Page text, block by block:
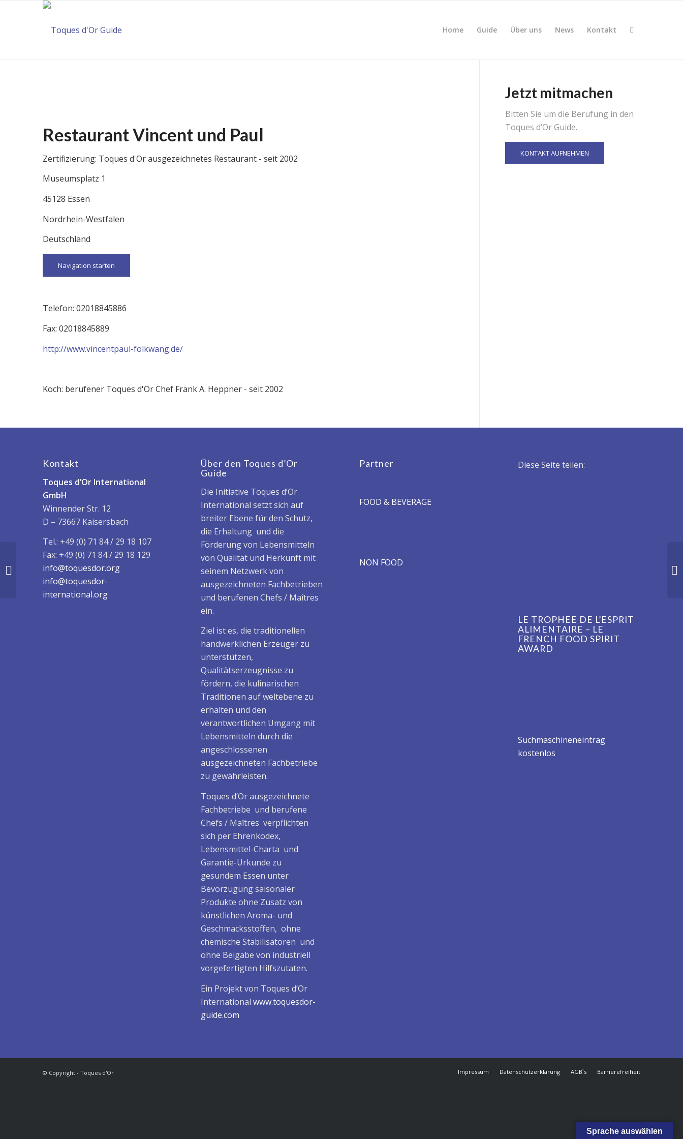
Home Guide Über uns News Kontakt
Restaurant Vincent und Paul
Zertifizierung: Toques d'Or ausgezeichnetes Restaurant - seit 2002
Museumsplatz 1
45128 Essen
Nordrhein-Westfalen
Deutschland
Navigation starten
Telefon: 02018845886
Fax: 02018845889
http://www.vincentpaul-folkwang.de/
Koch: berufener Toques d'Or Chef Frank A. Heppner - seit 2002
Jetzt mitmachen
Bitten Sie um die Berufung in den
Toques d’Or Guide.
KONTAKT AUFNEHMEN
Kontakt
Toques d’Or International
GmbH
Winnender Str. 12
D – 73667 Kaisersbach
Tel.: +49 (0) 71 84 / 29 18 107
Fax: +49 (0) 71 84 / 29 18 129
info@toquesdor.org
info@toquesdor-
international.org
Über den Toques d’Or
Guide
Die Initiative Toques d’Or
International setzt sich auf
breiter Ebene für den Schutz,
die Erhaltung und die
Förderung von Lebensmitteln
von Qualität und Herkunft mit
seinem Netzwerk von
ausgezeichneten Fachbetrieben
und berufenen Chefs / Maîtres
ein.
Ziel ist es, die traditionellen
handwerklichen Erzeuger zu
unterstützen,
Qualitätserzeugnisse zu
fördern, die kulinarischen
Traditionen auf weltebene zu
erhalten und den
verantwortlichen Umgang mit
Lebensmitteln durch die
angeschlossenen
ausgezeichneten Fachbetriebe
zu gewährleisten.
Toques d’Or ausgezeichnete
Fachbetriebe und berufene
Chefs / Maîtres verpflichten
sich per Ehrenkodex,
Lebensmittel-Charta und
Garantie-Urkunde zu
gesundem Essen unter
Bevorzugung saisonaler
Produkte ohne Zusatz von
künstlichen Aroma- und
Geschmacksstoffen, ohne
chemische Stabilisatoren und
ohne Beigabe von industriell
vorgefertigten Hilfszutaten.
Ein Projekt von Toques d’Or
Internationalwww.toquesdor-
guide.com
Partner
FOOD & BEVERAGE
NON FOOD
Diese Seite teilen:
LE TROPHEE DE L’ESPRIT
ALIMENTAIRE – LE
FRENCH FOOD SPIRIT
AWARD
Suchmaschineneintrag
kostenlos
© Copyright - Toques d'Or Impressum Datenschutzerklärung AGB`s Barrierefreiheit
berufene Toques d’Or-
Chefin Dagmar Wette
Sprache auswählen